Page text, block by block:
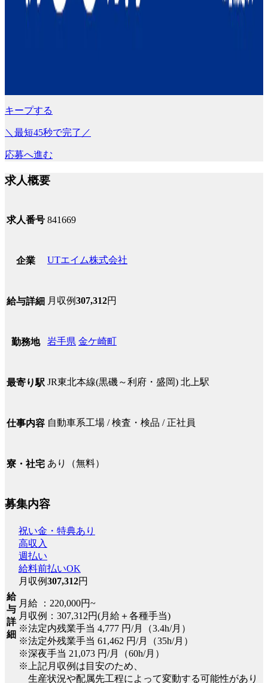
キープする
＼最短45秒で完了／
応募へ進む
求人概要
求人番号 841669
企業 UTエイム株式会社
給与詳細 月収例307,312円
勤務地 岩手県 金ケ崎町
最寄り駅 JR東北本線(黒磯～利府・盛岡) 北上駅
仕事内容 自動車系工場 / 検査・検品 / 正社員
寮・社宅 あり（無料）
募集内容
給
与
詳
細
祝い金・特典あり
高収入
週払い
給料前払いOK
月収例307,312円
月給 ：220,000円~
月収例：307,312円(月給＋各種手当)
※法定内残業手当 4,777 円/月（3.4h/月）
※法定外残業手当 61,462 円/月（35h/月）
※深夜手当 21,073 円/月（60h/月）
※上記月収例は目安のため、
生産状況や配属先工程によって変動する可能性があり